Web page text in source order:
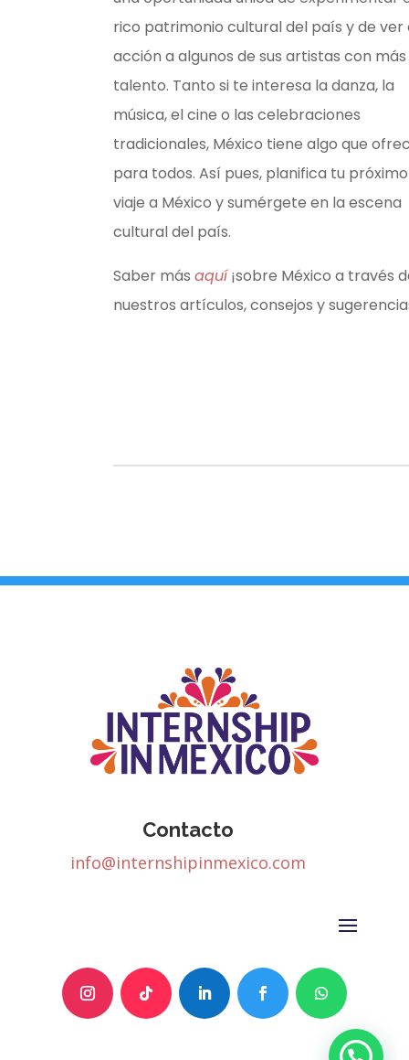
rico patrimonio cultural del país y de ver
acción a algunos de sus artistas con más
talento. Tanto si te interesa la danza, la
música, el cine o las celebraciones
tradicionales, México tiene algo que
para todos. Así pues, planifica tu próximo
viaje a México y sumérgete en la escena
cultural del país.
Saber más aquí¡sobre México a través
nuestros artículos, consejos y
Contacto
info@internshipinmexico.com